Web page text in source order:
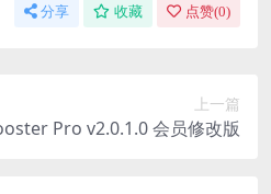
分享 收藏 点赞(0)
上一篇
Pro v2.0.1.0 会员修改版